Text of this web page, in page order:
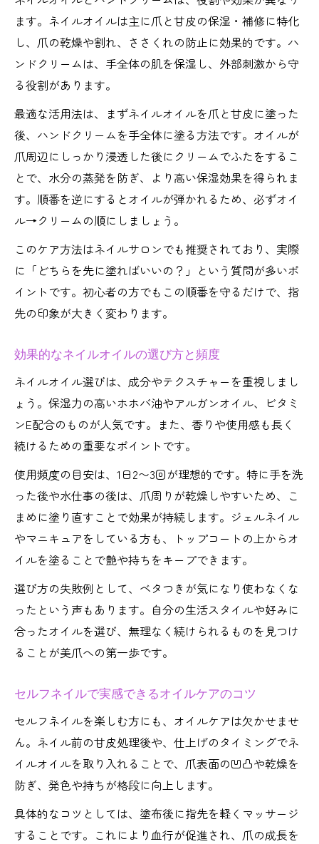
ます。ネイルオイルは主に爪と甘皮の保湿・補修に特化
し、爪の乾燥や割れ、ささくれの防止に効果的です。ハ
ンドクリームは、手全体の肌を保湿し、外部刺激から守
る役割があります。
最適な活用法は、まずネイルオイルを爪と甘皮に塗った
後、ハンドクリームを手全体に塗る方法です。オイルが
爪周辺にしっかり浸透した後にクリームでふたをするこ
とで、水分の蒸発を防ぎ、より高い保湿効果を得られま
す。順番を逆にするとオイルが弾かれるため、必ずオイ
ル→クリームの順にしましょう。
このケア方法はネイルサロンでも推奨されており、実際
に「どちらを先に塗ればいいの？」という質問が多いポ
イントです。初心者の方でもこの順番を守るだけで、指
先の印象が大きく変わります。
効果的なネイルオイルの選び方と頻度
ネイルオイル選びは、成分やテクスチャーを重視しまし
ょう。保湿力の高いホホバ油やアルガンオイル、ビタミ
ンE配合のものが人気です。また、香りや使用感も長く
続けるための重要なポイントです。
使用頻度の目安は、1日2〜3回が理想的です。特に手を洗
った後や水仕事の後は、爪周りが乾燥しやすいため、こ
まめに塗り直すことで効果が持続します。ジェルネイル
やマニキュアをしている方も、トップコートの上からオ
イルを塗ることで艶や持ちをキープできます。
選び方の失敗例として、ベタつきが気になり使わなくな
ったという声もあります。自分の生活スタイルや好みに
合ったオイルを選び、無理なく続けられるものを見つけ
ることが美爪への第一歩です。
セルフネイルで実感できるオイルケアのコツ
セルフネイルを楽しむ方にも、オイルケアは欠かせませ
ん。ネイル前の甘皮処理後や、仕上げのタイミングでネ
イルオイルを取り入れることで、爪表面の凹凸や乾燥を
防ぎ、発色や持ちが格段に向上します。
具体的なコツとしては、塗布後に指先を軽くマッサージ
することです。これにより血行が促進され、爪の成長を